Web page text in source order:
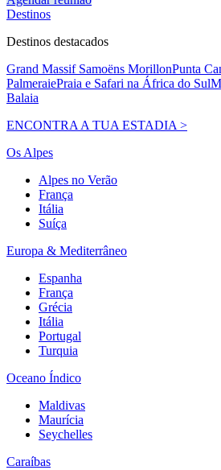
Destinos
Destinos destacados
Grand Massif Samoëns MorillonPunta
PalmeraiePraia e Safari na África do Sul
Balaia
ENCONTRA A TUA ESTADIA >
Os Alpes
Alpes no Verão
França
Itália
Suíça
Europa & Mediterrâneo
Espanha
França
Grécia
Itália
Portugal
Turquia
Oceano Índico
Maldivas
Maurícia
Seychelles
Caraíbas